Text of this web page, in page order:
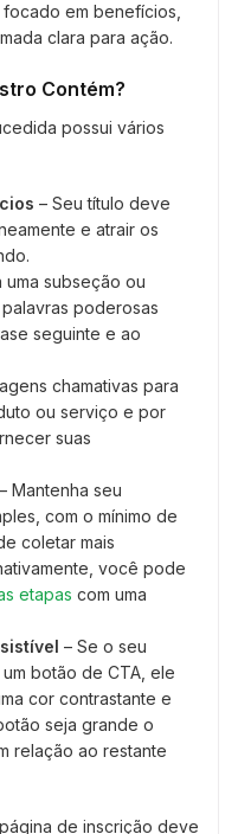
em benefícios,
clara para ação.
Contém?
possui vários
– Seu título deve
e atrair os
uma subseção ou
poderosas
seguinte e ao
chamativas para
ou serviço e por
suas
– Mantenha seu
com o mínimo de
coletar mais
você pode
etapas com uma
– Se o seu
botão de CTA, ele
cor contrastante e
seja grande o
relação ao restante
de inscrição deve